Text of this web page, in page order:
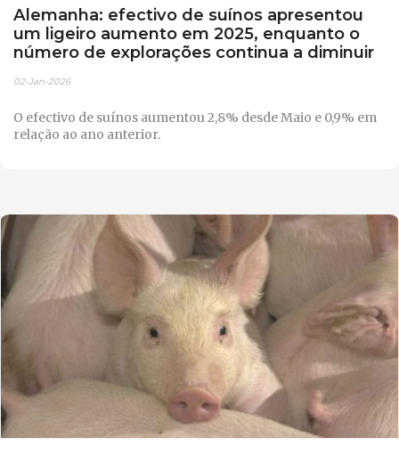
Alemanha: efectivo de suínos apresentou
um ligeiro aumento em 2025, enquanto o
número de explorações continua a diminuir
02-Jan-2026
O efectivo de suínos aumentou 2,8% desde Maio e 0,9% em
relação ao ano anterior.